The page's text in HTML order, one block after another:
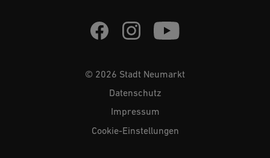
© 2026 Stadt Neumarkt
Datenschutz
Impressum
Cookie-Einstellungen